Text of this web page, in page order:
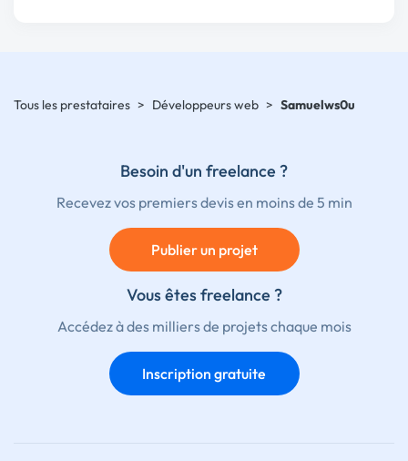
Tous les prestataires > Développeurs web > Samuelws0u
Besoin d'un freelance ?
Recevez vos premiers devis en moins de 5 min
Publier un projet
Vous êtes freelance ?
Accédez à des milliers de projets chaque mois
Inscription gratuite